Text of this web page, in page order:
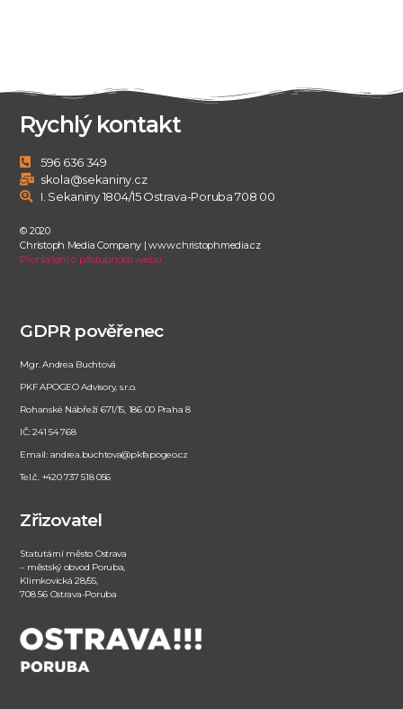
Rychlý kontakt
596 636 349
skola@sekaniny.cz
I. Sekaniny 1804/15 Ostrava-Poruba 708 00
© 2020
Christoph Media Company | www.christophmedia.cz
Prohlášení o přístupnosti webu
GDPR pověřenec
Mgr. Andrea Buchtová
PKF APOGEO Advisory, s.r.o.
Rohanské Nábřeží 671/15, 186 00 Praha 8
IČ: 241 54 768
Email: andrea.buchtova@pkfapogeo.cz
Tel.č. +420 737 518 056
Zřizovatel
Statutární město Ostrava
– městský obvod Poruba,
Klimkovická 28/55,
708 56 Ostrava-Poruba